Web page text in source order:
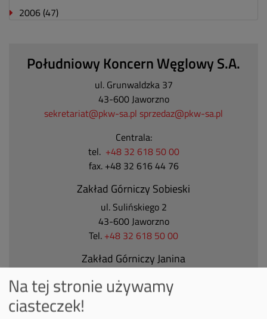
2006 (47)
Południowy Koncern Węglowy S.A.
ul. Grunwaldzka 37
43-600 Jaworzno
sekretariat@pkw-sa.pl sprzedaz@pkw-sa.pl
Centrala:
tel. +48 32 618 50 00
fax. +48 32 616 44 76
Zakład Górniczy Sobieski
ul. Sulińskiego 2
43-600 Jaworzno
Tel. +48 32 618 50 00
Zakład Górniczy Janina
ul. Górnicza 23
32-590 Libiąż
Na tej stronie używamy
ciasteczek!